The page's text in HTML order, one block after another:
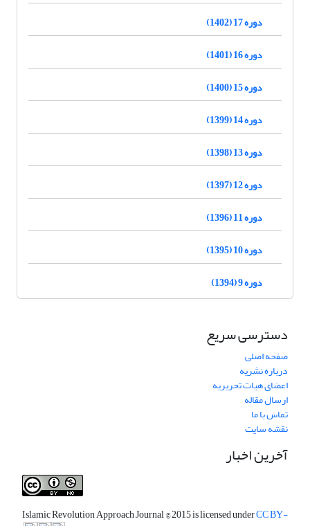
دوره 17 (1402)
دوره 16 (1401)
دوره 15 (1400)
دوره 14 (1399)
دوره 13 (1398)
دوره 12 (1397)
دوره 11 (1396)
دوره 10 (1395)
دوره 9 (1394)
دسترسی سریع
صفحه اصلی
درباره نشریه
اعضای هیات تحریریه
ارسال مقاله
تماس با ما
نقشه سایت
آخرین اخبار
Islamic Revolution Approach Journal© 2015 is licensed underCC BY-